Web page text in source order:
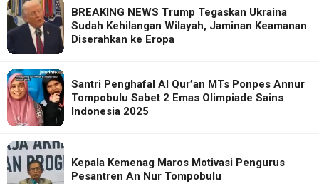
BREAKING NEWS Trump Tegaskan Ukraina
Sudah Kehilangan Wilayah, Jaminan Keamanan
Diserahkan ke Eropa
Santri Penghafal Al Qur’an MTs Ponpes Annur
Tompobulu Sabet 2 Emas Olimpiade Sains
Indonesia 2025
Kepala Kemenag Maros Motivasi Pengurus
Pesantren An Nur Tompobulu